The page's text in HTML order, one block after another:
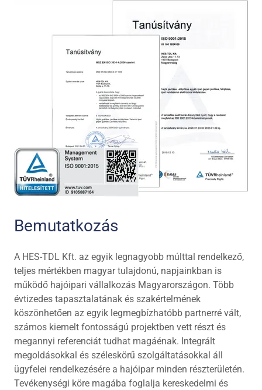
Bemutatkozás
A HES-TDL Kft. az egyik legnagyobb múlttal rendelkező,
teljes mértékben magyar tulajdonú, napjainkban is
működő hajóipari vállalkozás Magyarországon. Több
évtizedes tapasztalatának és szakértelmének
köszönhetően az egyik legmegbízhatóbb partnerré vált,
számos kiemelt fontosságú projektben vett részt és
megannyi referenciát tudhat magáénak. Integrált
megoldásokkal és széleskörű szolgáltatásokkal áll
ügyfelei rendelkezésére a hajóipar minden részterületén.
Tevékenységi köre magába foglalja kereskedelmi és